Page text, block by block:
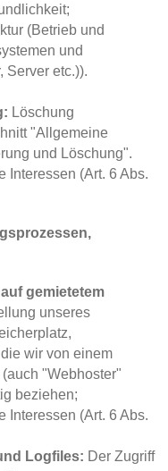
(Betrieb und
und
Server etc.)).
Löschung
"Allgemeine
und Löschung".
Interessen (Art. 6 Abs.
gemietetem
unseres
wir von einem
"Webhoster"
beziehen;
Interessen (Art. 6 Abs.
Logfiles: Der Zugriff